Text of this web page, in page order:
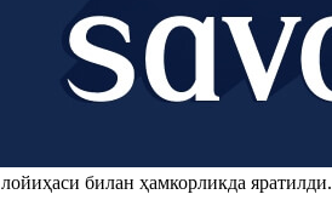
лойиҳаси билан ҳамкорликда яратилди.